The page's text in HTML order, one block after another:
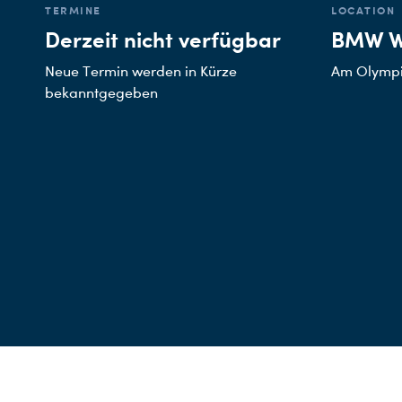
TERMINE
Derzeit nicht verfügbar
Neue Termin werden in Kürze
bekanntgegeben
LOCATION
BMW
Am